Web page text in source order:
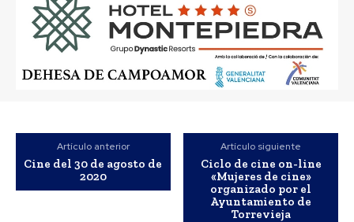
Artículo anterior
Cine del 30 de agosto de
2020
Artículo siguiente
Ciclo de cine on-line
«Mujeres de cine»
organizado por el
Ayuntamiento de
Torrevieja